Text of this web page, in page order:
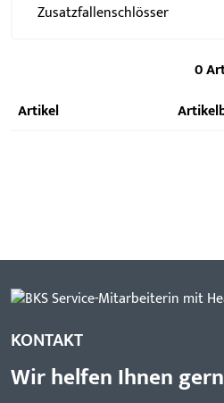
Zusatzfallenschlösser
Artikel
KONTAKT
Wir helfen Ihnen